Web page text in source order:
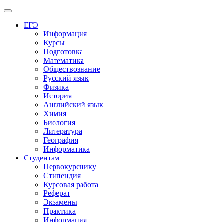
Меню
ЕГЭ
Информация
Курсы
Подготовка
Математика
Обществознание
Русский язык
Физика
История
Английский язык
Химия
Биология
Литература
География
Информатика
Студентам
Первокурснику
Стипендия
Курсовая работа
Реферат
Экзамены
Практика
Информация